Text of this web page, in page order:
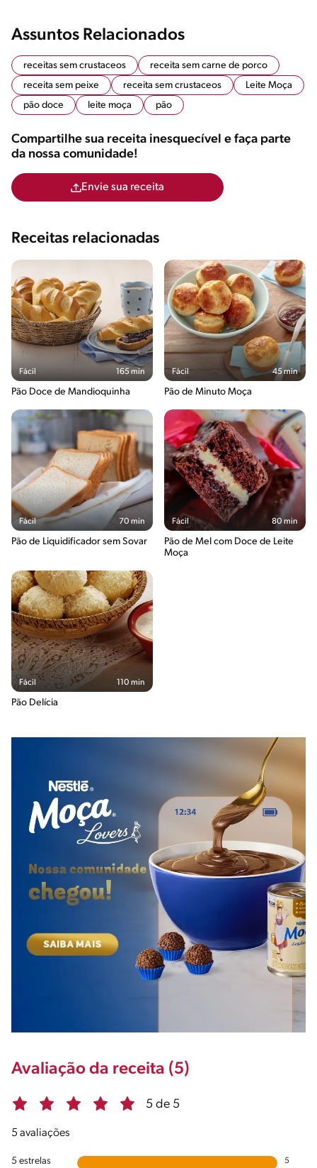
Assuntos Relacionados
receitas sem crustaceos
receita sem carne de porco
receita sem peixe
receita sem crustaceos
Leite Moça
pão doce
leite moça pão
Compartilhe sua receita inesquecível e faça parte
da nossa comunidade!
Envie sua receita
Receitas relacionadas
Fácil 165 min
Pão Doce de Mandioquinha
Fácil 45 min
Pão de Minuto Moça
Fácil 70 min
Pão de Liquidificador sem Sovar
Fácil 80 min
Pão de Mel com Doce de Leite
Moça
Fácil 110 min
Pão Delícia
Avaliação da receita (5)
5 de 5
5 avaliações
5 estrelas 5